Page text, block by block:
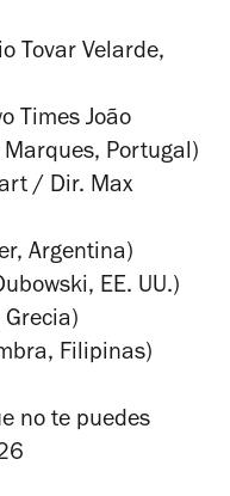
Tovar Velarde,
Times João
Portugal)
/ Dir. Max
Argentina)
EE. UU.)
Filipinas)
no te puedes